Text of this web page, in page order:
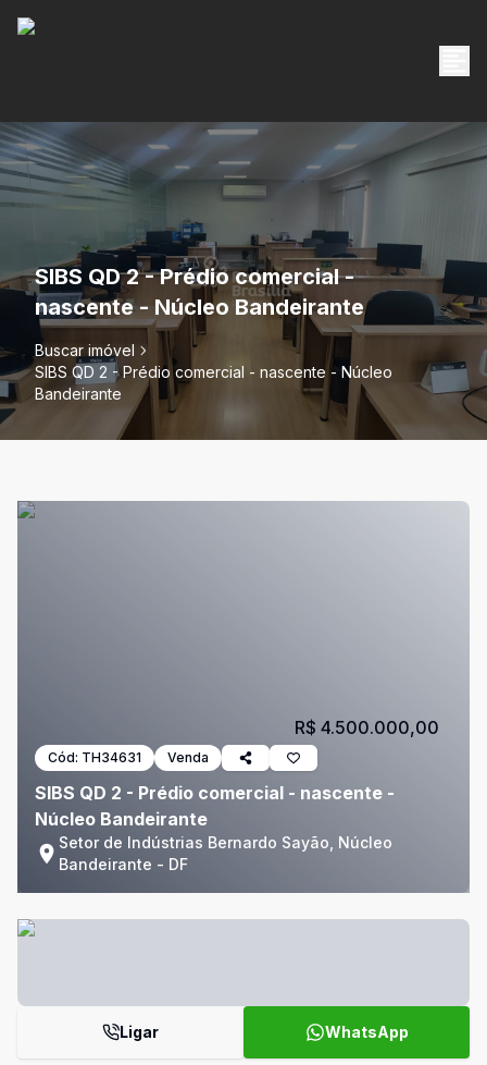
SIBS QD 2 - Prédio comercial -
nascente - Núcleo Bandeirante
Buscar imóvel
SIBS QD 2 - Prédio comercial - nascente - Núcleo
Bandeirante
Cód: TH34631 Venda
SIBS QD 2 - Prédio comercial - nascente -
Núcleo Bandeirante
Setor de Indústrias Bernardo Sayão, Núcleo
Bandeirante - DF
R$ 4.500.000,00
Ligar WhatsApp